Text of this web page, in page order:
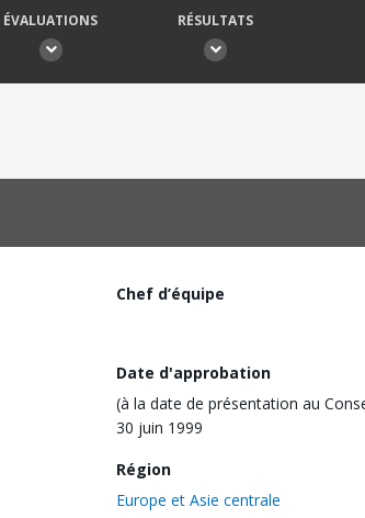
ÉVALUATIONS RÉSULTATS
Chef d’équipe
Date d'approbation
(à la date de présentation au
30 juin 1999
Région
Europe et Asie centrale